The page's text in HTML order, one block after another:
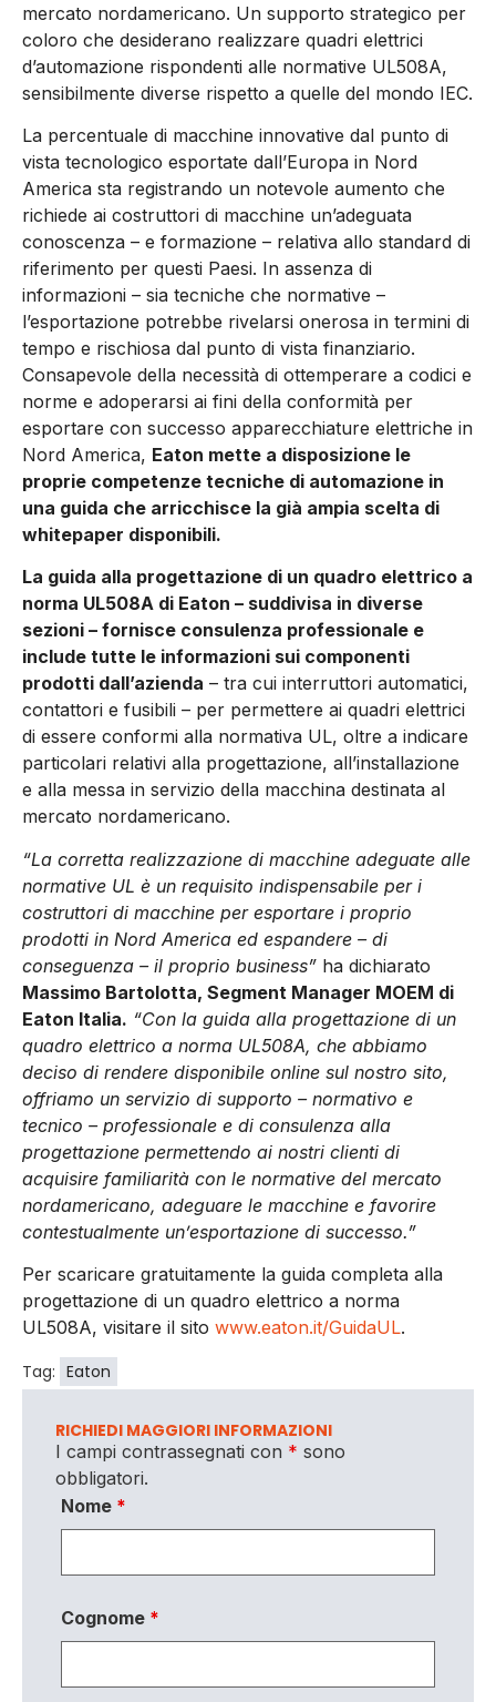
mercato nordamericano. Un supporto strategico per
coloro che desiderano realizzare quadri elettrici
d’automazione rispondenti alle normative UL508A,
sensibilmente diverse rispetto a quelle del mondo IEC.
La percentuale di macchine innovative dal punto di
vista tecnologico esportate dall’Europa in Nord
America sta registrando un notevole aumento che
richiede ai costruttori di macchine un’adeguata
conoscenza – e formazione – relativa allo standard di
riferimento per questi Paesi. In assenza di
informazioni – sia tecniche che normative –
l’esportazione potrebbe rivelarsi onerosa in termini di
tempo e rischiosa dal punto di vista finanziario.
Consapevole della necessità di ottemperare a codici e
norme e adoperarsi ai fini della conformità per
esportare con successo apparecchiature elettriche in
Nord America, Eaton mette a disposizione le
proprie competenze tecniche di automazione in
una guida che arricchisce la già ampia scelta di
whitepaper disponibili.
La guida alla progettazione di un quadro elettrico a
norma UL508A di Eaton – suddivisa in diverse
sezioni – fornisce consulenza professionale e
include tutte le informazioni sui componenti
prodotti dall’azienda – tra cui interruttori automatici,
contattori e fusibili – per permettere ai quadri elettrici
di essere conformi alla normativa UL, oltre a indicare
particolari relativi alla progettazione, all’installazione
e alla messa in servizio della macchina destinata al
mercato nordamericano.
“La corretta realizzazione di macchine adeguate alle
normative UL è un requisito indispensabile per i
costruttori di macchine per esportare i proprio
prodotti in Nord America ed espandere – di
conseguenza – il proprio business” ha dichiarato
Massimo Bartolotta, Segment Manager MOEM di
Eaton Italia. “Con la guida alla progettazione di un
quadro elettrico a norma UL508A, che abbiamo
deciso di rendere disponibile online sul nostro sito,
offriamo un servizio di supporto – normativo e
tecnico – professionale e di consulenza alla
progettazione permettendo ai nostri clienti di
acquisire familiarità con le normative del mercato
nordamericano, adeguare le macchine e favorire
contestualmente un’esportazione di successo.”
Per scaricare gratuitamente la guida completa alla
progettazione di un quadro elettrico a norma
UL508A, visitare il sito www.eaton.it/GuidaUL.
Tag: Eaton
RICHIEDI MAGGIORI INFORMAZIONI
I campi contrassegnati con * sono
obbligatori.
Nome *
Cognome *